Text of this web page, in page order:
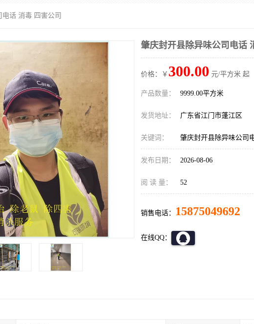
话 消毒 四害公司
肇庆封开县除异味公司电话
价格：￥ 300.00 元/平方米 起
产品数量： 9999.00平方米
发货地址： 广东省江门市蓬江区
关键词： 肇庆封开县除异味公司
发布日期： 2026-08-06
阅 读 量： 52
销售电话： 15875049692
在线QQ：